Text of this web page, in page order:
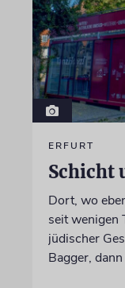
ERFURT
Schicht
Dort, wo
seit wenigen
jüdischer
Bagger,